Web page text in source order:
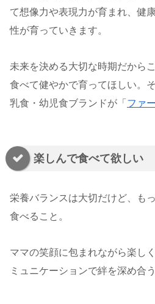
て想像力や表現力が育まれ、健
性が育っていきます。
未来を決める大切な時期だから
食べて健やかで育ってほしい。
乳食・幼児食ブランドが「 ファ
楽しんで食べて欲しい
栄養バランスは大切だけど、も
食べること。
ママの笑顔に包まれながら楽し
ミュニケーションで絆を深め合